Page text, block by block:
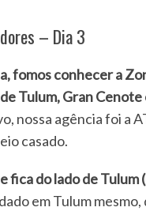
– Dia 3
fomos conhecer a
Tulum, Gran
nossa agência foi a
casado.
fica do lado de Tulum (
em Tulum mesmo,